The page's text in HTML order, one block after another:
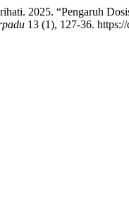
2025. “Pengaruh
13 (1), 127-36.